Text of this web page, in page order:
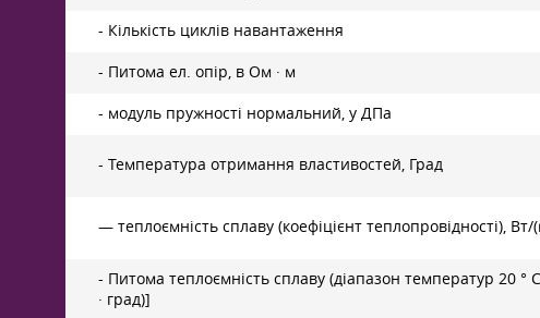
- Кількість циклів навантаження
- Питома ел. опір, в Ом · м
- модуль пружності нормальний, у ДПа
- Температура отримання властивостей, Град
— теплоємність сплаву (коефіцієнт теплопровідності), Вт/
- Питома теплоємність сплаву (діапазон температур 20 °
· град)]